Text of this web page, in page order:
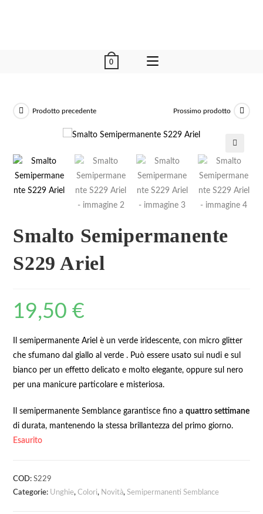
0
Prodotto precedente Prossimo prodotto
🔍
Smalto Semipermanente
S229 Ariel
19,50€
Il semipermanente Ariel è un verde iridescente, con micro glitter
che sfumano dal giallo al verde . Può essere usato sui nudi e sul
bianco per un effetto delicato e molto elegante, oppure sul nero
per una manicure particolare e misteriosa.
Il semipermanente Semblance garantisce fino aquattro settimane
di durata, mantenendo la stessa brillantezza del primo giorno.
Esaurito
COD:S229
Categorie: Unghie,Colori, Novità,Semipermanenti Semblance